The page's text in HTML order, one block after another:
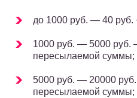
до 1000 руб. — 40 руб.
1000 руб. — 5000 руб.
пересылаемой суммы;
5000 руб. — 20000
пересылаемой суммы;